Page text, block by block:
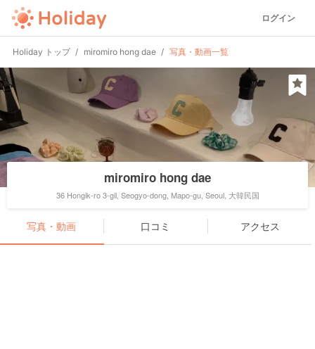
ログイン
Holiday トップ miromiro hong dae 写真・動画一覧
miromiro hong dae
36 Hongik-ro 3-gil, Seogyo-dong, Mapo-gu, Seoul, 大韓民国
写真・動画 口コミ アクセス